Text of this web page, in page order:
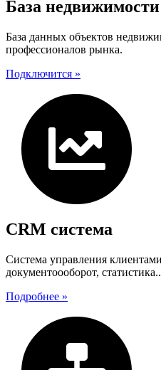
База недвижимости
База данных объектов
профессионалов рынка.
Подключится »
CRM система
Система управления
документоооборот,
Подробнее »